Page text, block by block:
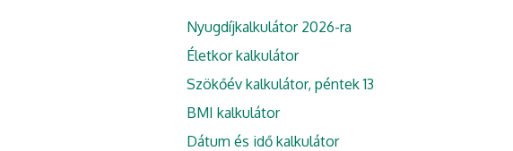
Nyugdíjkalkulátor 2026-ra
Életkor kalkulátor
Szökőév kalkulátor, péntek 13
BMI kalkulátor
Dátum és idő kalkulátor